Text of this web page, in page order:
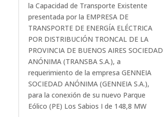
la Capacidad de Transporte Existente
presentada por la EMPRESA DE
TRANSPORTE DE ENERGÍA ELÉCTRICA
POR DISTRIBUCIÓN TRONCAL DE LA
PROVINCIA DE BUENOS AIRES SOCIEDAD
ANÓNIMA (TRANSBA S.A.), a
requerimiento de la empresa GENNEIA
SOCIEDAD ANÓNIMA (GENNEIA S.A.),
para la conexión de su nuevo Parque
Eólico (PE) Los Sabios I de 148,8 MW